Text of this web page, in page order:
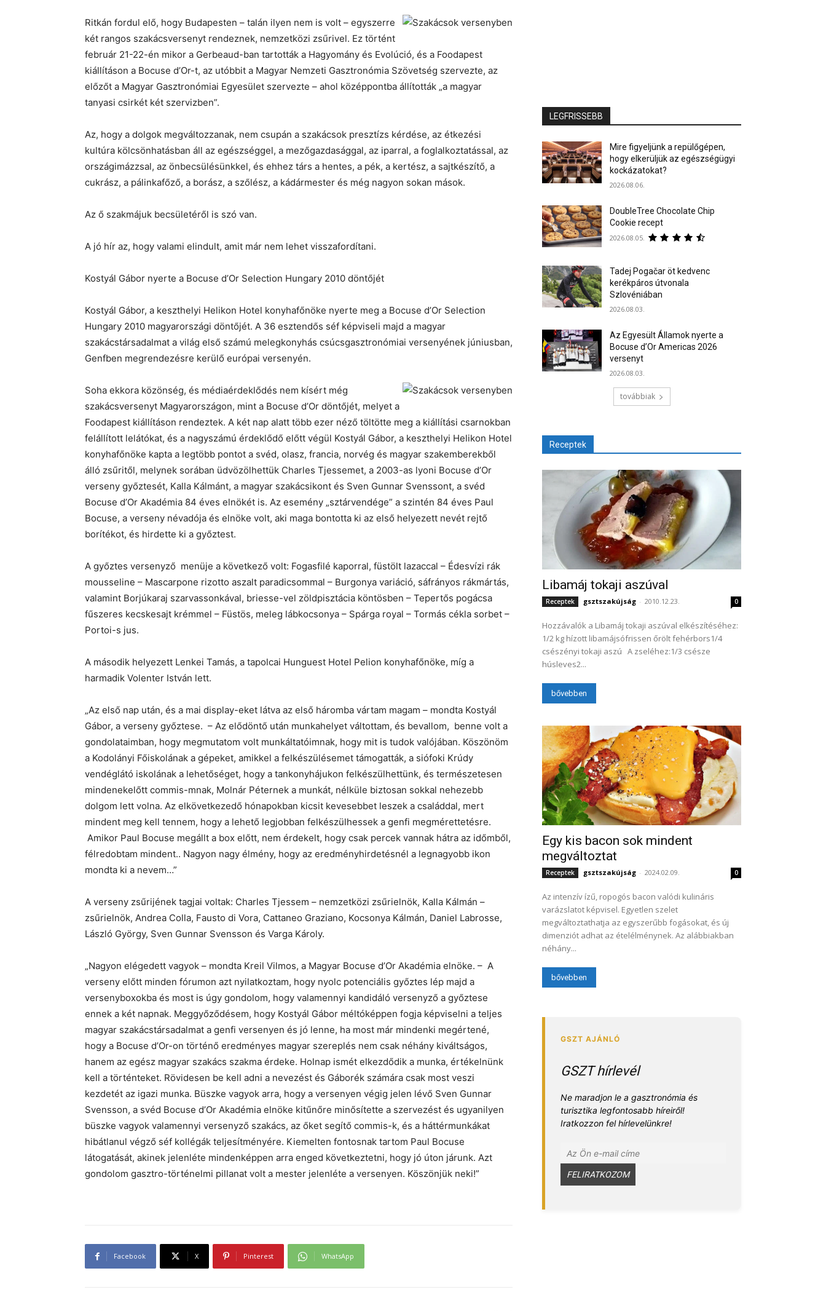
Ritkán fordul elő, hogy Budapesten – talán ilyen nem is volt – egyszerre
két rangos szakácsversenyt rendeznek, nemzetközi zsűrivel. Ez történt
február 21-22-én mikor a Gerbeaud-ban tartották a Hagyomány és Evolúció, és a Foodapest
kiállításon a Bocuse d’Or-t, az utóbbit a Magyar Nemzeti Gasztronómia Szövetség szervezte, az
előzőt a Magyar Gasztronómiai Egyesület szervezte – ahol középpontba állították „a magyar
tanyasi csirkét két szervizben”.
Az, hogy a dolgok megváltozzanak, nem csupán a szakácsok presztízs kérdése, az étkezési
kultúra kölcsönhatásban áll az egészséggel, a mezőgazdasággal, az iparral, a foglalkoztatással, az
országimázzsal, az önbecsülésünkkel, és ehhez társ a hentes, a pék, a kertész, a sajtkészítő, a
cukrász, a pálinkafőző, a borász, a szőlész, a kádármester és még nagyon sokan mások.
Az ő szakmájuk becsületéről is szó van.
A jó hír az, hogy valami elindult, amit már nem lehet visszafordítani.
Kostyál Gábor nyerte a Bocuse d’Or Selection Hungary 2010 döntőjét
Kostyál Gábor, a keszthelyi Helikon Hotel konyhafőnöke nyerte meg a Bocuse d’Or Selection
Hungary 2010 magyarországi döntőjét. A 36 esztendős séf képviseli majd a magyar
szakácstársadalmat a világ első számú melegkonyhás csúcsgasztronómiai versenyének júniusban,
Genfben megrendezésre kerülő európai versenyén.
Soha ekkora közönség, és médiaérdeklődés nem kísért még
szakácsversenyt Magyarországon, mint a Bocuse d’Or döntőjét, melyet a
Foodapest kiállításon rendeztek. A két nap alatt több ezer néző töltötte meg a kiállítási csarnokban
felállított lelátókat, és a nagyszámú érdeklődő előtt végül Kostyál Gábor, a keszthelyi Helikon Hotel
konyhafőnöke kapta a legtöbb pontot a svéd, olasz, francia, norvég és magyar szakemberekből
álló zsűritől, melynek sorában üdvözölhettük Charles Tjessemet, a 2003-as lyoni Bocuse d’Or
verseny győztesét, Kalla Kálmánt, a magyar szakácsikont és Sven Gunnar Svenssont, a svéd
Bocuse d’Or Akadémia 84 éves elnökét is. Az esemény „sztárvendége” a szintén 84 éves Paul
Bocuse, a verseny névadója és elnöke volt, aki maga bontotta ki az első helyezett nevét rejtő
borítékot, és hirdette ki a győztest.
A győztes versenyző menüje a következő volt: Fogasfilé kaporral, füstölt lazaccal – Édesvízi rák
mousseline – Mascarpone rizotto aszalt paradicsommal – Burgonya variáció, sáfrányos rákmártás,
valamint Borjúkaraj szarvassonkával, briesse-vel zöldpisztácia köntösben – Tepertős pogácsa
fűszeres kecskesajt krémmel – Füstös, meleg lábkocsonya – Spárga royal – Tormás cékla sorbet –
Portoi-s jus.
A második helyezett Lenkei Tamás, a tapolcai Hunguest Hotel Pelion konyhafőnöke, míg a
harmadik Volenter István lett.
„Az első nap után, és a mai display-eket látva az első háromba vártam magam – mondta Kostyál
Gábor, a verseny győztese. – Az elődöntő után munkahelyet váltottam, és bevallom, benne volt a
gondolataimban, hogy megmutatom volt munkáltatóimnak, hogy mit is tudok valójában. Köszönöm
a Kodolányi Főiskolának a gépeket, amikkel a felkészülésemet támogatták, a siófoki Krúdy
vendéglátó iskolának a lehetőséget, hogy a tankonyhájukon felkészülhettünk, és természetesen
mindenekelőtt commis-mnak, Molnár Péternek a munkát, nélküle biztosan sokkal nehezebb
dolgom lett volna. Az elkövetkezedő hónapokban kicsit kevesebbet leszek a családdal, mert
mindent meg kell tennem, hogy a lehető legjobban felkészülhessek a genfi megmérettetésre.
Amikor Paul Bocuse megállt a box előtt, nem érdekelt, hogy csak percek vannak hátra az időmből,
félredobtam mindent.. Nagyon nagy élmény, hogy az eredményhirdetésnél a legnagyobb ikon
mondta ki a nevem…”
A verseny zsűrijének tagjai voltak: Charles Tjessem – nemzetközi zsűrielnök, Kalla Kálmán –
zsűrielnök, Andrea Colla, Fausto di Vora, Cattaneo Graziano, Kocsonya Kálmán, Daniel Labrosse,
László György, Sven Gunnar Svensson és Varga Károly.
„Nagyon elégedett vagyok – mondta Kreil Vilmos, a Magyar Bocuse d’Or Akadémia elnöke. – A
verseny előtt minden fórumon azt nyilatkoztam, hogy nyolc potenciális győztes lép majd a
versenyboxokba és most is úgy gondolom, hogy valamennyi kandidáló versenyző a győztese
ennek a két napnak. Meggyőződésem, hogy Kostyál Gábor méltóképpen fogja képviselni a teljes
magyar szakácstársadalmat a genfi versenyen és jó lenne, ha most már mindenki megértené,
hogy a Bocuse d’Or-on történő eredményes magyar szereplés nem csak néhány kiváltságos,
hanem az egész magyar szakács szakma érdeke. Holnap ismét elkezdődik a munka, értékelnünk
kell a történteket. Rövidesen be kell adni a nevezést és Gáborék számára csak most veszi
kezdetét az igazi munka. Büszke vagyok arra, hogy a versenyen végig jelen lévő Sven Gunnar
Svensson, a svéd Bocuse d’Or Akadémia elnöke kitűnőre minősítette a szervezést és ugyanilyen
büszke vagyok valamennyi versenyző szakács, az őket segítő commis-k, és a háttérmunkákat
hibátlanul végző séf kollégák teljesítményére. Kiemelten fontosnak tartom Paul Bocuse
látogatását, akinek jelenléte mindenképpen arra enged következtetni, hogy jó úton járunk. Azt
gondolom gasztro-történelmi pillanat volt a mester jelenléte a versenyen. Köszönjük neki!”
Facebook X Pinterest WhatsApp
LEGFRISSEBB
Mire figyeljünk a repülőgépen,
hogy elkerüljük az egészségügyi
kockázatokat?
2026.08.06.
DoubleTree Chocolate Chip
Cookie recept
2026.08.05.
Tadej Pogačar öt kedvenc
kerékpáros útvonala
Szlovéniában
2026.08.03.
Az Egyesült Államok nyerte a
Bocuse d’Or Americas 2026
versenyt
2026.08.03.
továbbiak
Receptek
Libamáj tokaji aszúval
Receptek gsztszakújság - 2010.12.23. 0
Hozzávalók a Libamáj tokaji aszúval elkészítéséhez:
1/2 kg hízott libamájsófrissen őrölt fehérbors1/4
csészényi tokaji aszú A zseléhez:1/3 csésze
húsleves2...
bővebben
Egy kis bacon sok mindent
megváltoztat
Receptek gsztszakújság - 2024.02.09. 0
Az intenzív ízű, ropogós bacon valódi kulináris
varázslatot képvisel. Egyetlen szelet
megváltoztathatja az egyszerűbb fogásokat, és új
dimenziót adhat az ételélménynek. Az alábbiakban
néhány...
bővebben
GSZT hírlevél
Ne maradjon le a gasztronómia és
turisztika legfontosabb híreiről!
Iratkozzon fel hírlevelünkre!